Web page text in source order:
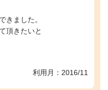
きました。
頂きたいと
利用月：2016/11